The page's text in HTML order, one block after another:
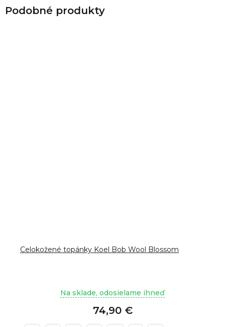
Celokožené topánky Koel Bob Wool Blossom
Na sklade, odosielame ihneď
74,90 €